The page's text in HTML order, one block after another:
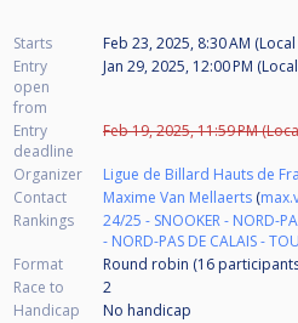
Starts
Feb 23, 2025, 8:30 AM
Entry
open
from
Jan 29, 2025, 12:00 PM
Entry
deadline
Feb 19, 2025, 11:59 PM
Organizer
Ligue de Billard Hauts de
Contact
Maxime Van Mellaerts (
Rankings
24/25 - SNOOKER - NORD-
- NORD-PAS DE CALAIS -
Format
Round robin (16
Race to
2
Handicap
No handicap